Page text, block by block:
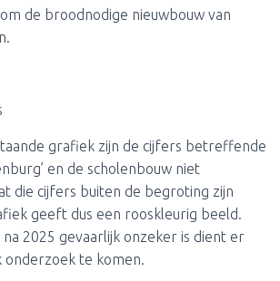
de broodnodige nieuwbouw van
grafiek zijn de cijfers betreffende
en de scholenbouw niet
die cijfers buiten de begroting zijn
geeft dus een rooskleurig beeld.
2025 gevaarlijk onzeker is dient er
onderzoek te komen.